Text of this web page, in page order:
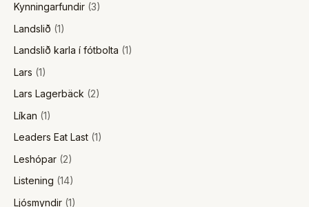
Kynningarfundir (3)
Landslið (1)
Landslið karla í fótbolta (1)
Lars (1)
Lars Lagerbäck (2)
Líkan (1)
Leaders Eat Last (1)
Leshópar (2)
Listening (14)
Ljósmyndir (1)